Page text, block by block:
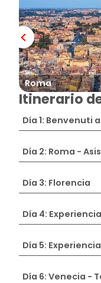
Roma
Itinerario
Día 1: Benvenuti
Día 2: Roma -
Día 3: Florencia
Día 5:
Día 6: Venecia -